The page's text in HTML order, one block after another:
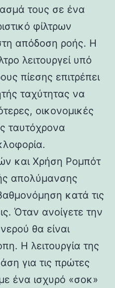
τους σε ένα
φίλτρων
απόδοση ροής. Η
λειτουργεί υπό
πίεσης επιτρέπει
ταχύτητας να
οικονομικές
ταυτόχρονα
και Χρήση Ρομπότ
απολύμανσης
κατά τις
Όταν ανοίγετε την
θα είναι
Η λειτουργία της
για τις πρώτες
ένα ισχυρό «σοκ»